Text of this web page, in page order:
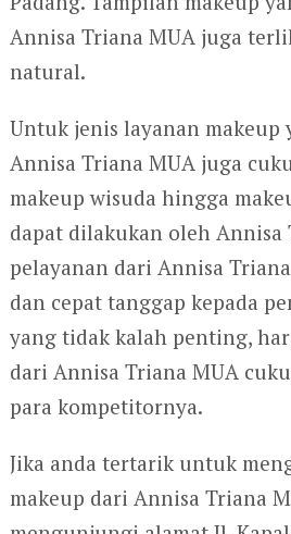
Annisa Triana MUA juga
natural.
Untuk jenis layanan makeup
Annisa Triana MUA juga
makeup wisuda hingga
dapat dilakukan oleh Annisa
pelayanan dari Annisa
dan cepat tanggap kepada
yang tidak kalah penting,
dari Annisa Triana MUA
para kompetitornya.
Jika anda tertarik untuk
makeup dari Annisa Triana